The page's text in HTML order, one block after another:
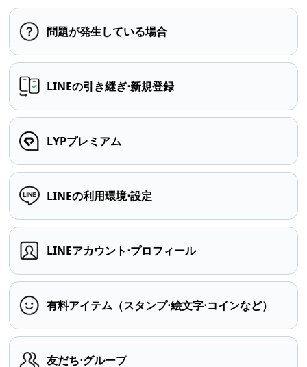
問題が発生している場合
LINEの引き継ぎ⋅新規登録
LYPプレミアム
LINEの利用環境⋅設定
LINEアカウント⋅プロフィール
有料アイテム（スタンプ⋅絵文字⋅コインなど）
友だち⋅グループ